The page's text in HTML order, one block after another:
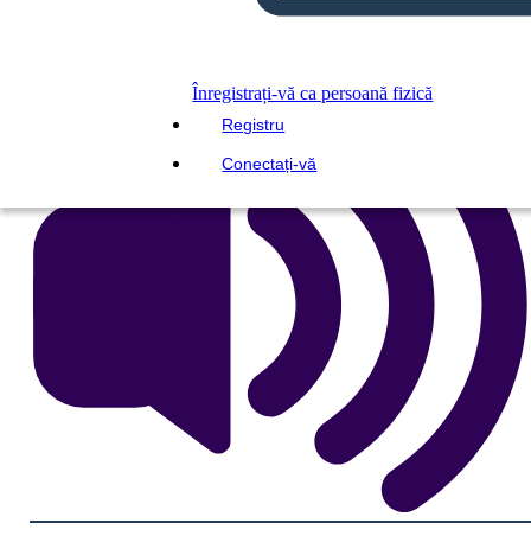
Înregistrați-vă ca persoană fizică
Registru
Conectați-vă